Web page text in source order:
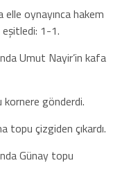
elle oynayınca hakem
eşitledi: 1-1.
Umut Nayir’in kafa
kornere gönderdi.
topu çizgiden çıkardı.
Günay topu